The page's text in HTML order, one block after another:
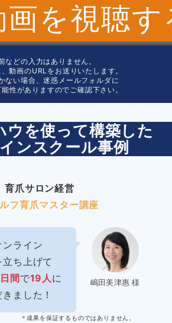
を視聴す
などの入力はありません。
動画のURLをお送りいたします。
ない場合、迷惑メールフォルダに
性がありますのでご確認下さい。
ウを使って構築した
ンスクール事例
育爪サロン経営
フ育爪マスター講座
嶋田美津惠 様
ライン
ち上げて
間 で19人に
ました！
するものではありません。